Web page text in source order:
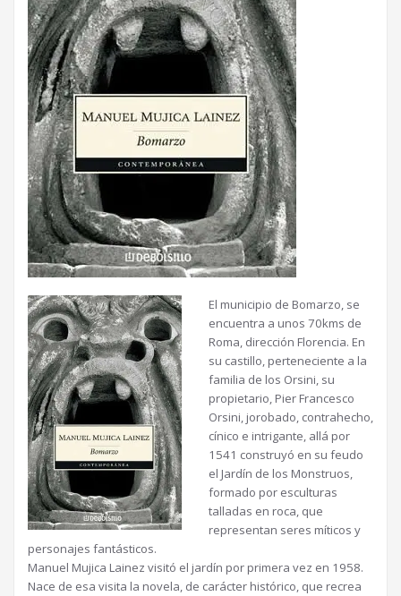
El municipio de Bomarzo, se
encuentra a unos 70kms de
Roma, dirección Florencia. En
su castillo, perteneciente a la
familia de los Orsini, su
propietario, Pier Francesco
Orsini, jorobado, contrahecho,
cínico e intrigante, allá por
1541 construyó en su feudo
el Jardín de los Monstruos,
formado por esculturas
talladas en roca, que
representan seres míticos y
personajes fantásticos.
Manuel Mujica Lainez visitó el jardín por primera vez en 1958.
Nace de esa visita la novela, de carácter histórico, que recrea